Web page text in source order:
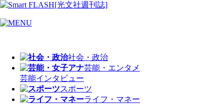
社会・政治
芸能・エンタメ
芸能インタビュー
スポーツ
ライフ・マネー